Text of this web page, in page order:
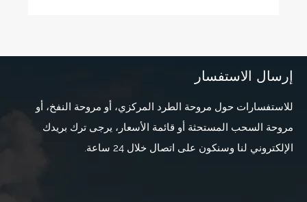
إرسال الاستفسار
للاستفسارات حول مروحة الطرد المركزي، أو مروحة النفخ، أو
مروحة السحب المستحثة أو قائمة الأسعار، يرجى ترك بريدك
الإلكتروني لنا وسنكون على اتصال خلال 24 ساعة.